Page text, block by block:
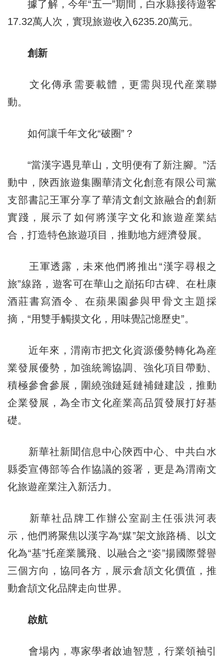
據了解，今年“五一”期間，白水縣接待遊客
17.32萬人次，實現旅遊收入6235.20萬元。
創新
文化傳承需要載體，更需與現代産業聯
動。
如何讓千年文化“破圈”？
“當漢字遇見華山，文明便有了新注腳。”活
動中，陝西旅遊集團華清文化創意有限公司黨
支部書記王軍分享了華清文創文旅融合的創新
實踐，展示了如何將漢字文化和旅遊産業結
合，打造特色旅遊項目，推動地方經濟發展。
王軍透露，未來他們將推出“漢字尋根之
旅”線路，遊客可在華山之巔拓印古碑、在杜康
酒莊書寫酒令、在蘋果園參與甲骨文主題採
摘，“用雙手觸摸文化，用味覺記憶歷史”。
近年來，渭南市把文化資源優勢轉化為産
業發展優勢，加強統籌協調、強化項目帶動、
積極參會參展，圍繞強鏈延鏈補鏈建設，推動
企業發展，為全市文化産業高品質發展打好基
礎。
新華社新聞信息中心陝西中心、中共白水
縣委宣傳部等合作協議的簽署，更是為渭南文
化旅遊産業注入新活力。
新華社品牌工作辦公室副主任張洪河表
示，他們將聚焦以漢字為“媒”架文旅路橋、以文
化為“基”托産業騰飛、以融合之“姿”揚國際聲譽
三個方向，協同各方，展示倉頡文化價值，推
動倉頡文化品牌走向世界。
啟航
會場內，專家學者啟迪智慧，行業領袖引